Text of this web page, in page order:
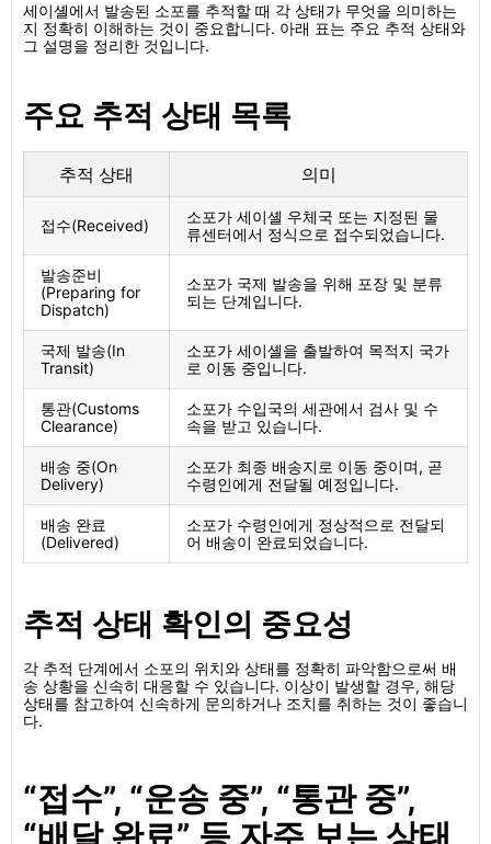
세이셸에서 발송된 소포를 추적할 때 각 상태가 무엇을 의미하는
지 정확히 이해하는 것이 중요합니다. 아래 표는 주요 추적 상태와
그 설명을 정리한 것입니다.
주요 추적 상태 목록
추적 상태 의미
접수(Received)
소포가 세이셸 우체국 또는 지정된 물
류센터에서 정식으로 접수되었습니다.
발송준비
(Preparing for
Dispatch)
소포가 국제 발송을 위해 포장 및 분류
되는 단계입니다.
국제 발송(In
Transit)
소포가 세이셸을 출발하여 목적지 국가
로 이동 중입니다.
통관(Customs
Clearance)
소포가 수입국의 세관에서 검사 및 수
속을 받고 있습니다.
배송 중(On
Delivery)
소포가 최종 배송지로 이동 중이며, 곧
수령인에게 전달될 예정입니다.
배송 완료
(Delivered)
소포가 수령인에게 정상적으로 전달되
어 배송이 완료되었습니다.
추적 상태 확인의 중요성
각 추적 단계에서 소포의 위치와 상태를 정확히 파악함으로써 배
송 상황을 신속히 대응할 수 있습니다. 이상이 발생할 경우, 해당
상태를 참고하여 신속하게 문의하거나 조치를 취하는 것이 좋습니
다.
“접수”, “운송 중”, “통관 중”,
“배달 완료” 등 자주 보는 상태